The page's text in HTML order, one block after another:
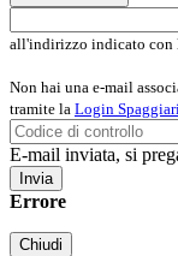
all'indirizzo indicato con
Non hai una e-mail
tramite la Login
E-mail inviata, si
Errore
Chiudi